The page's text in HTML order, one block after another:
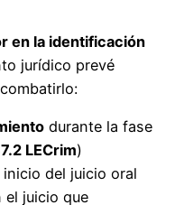
en la identificación
jurídico prevé
durante la fase
LECrim)
inicio del juicio oral
el juicio que